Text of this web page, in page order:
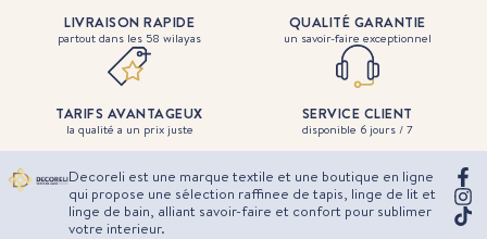
LIVRAISON RAPIDE
partout dans les 58 wilayas
QUALITÉ GARANTIE
un savoir-faire exceptionnel
TARIFS AVANTAGEUX
la qualité a un prix juste
SERVICE CLIENT
disponible 6 jours / 7
Decoreli est une marque textile et une boutique en ligne
qui propose une sélection raffinee de tapis, linge de lit et
linge de bain, alliant savoir-faire et confort pour sublimer
votre interieur.